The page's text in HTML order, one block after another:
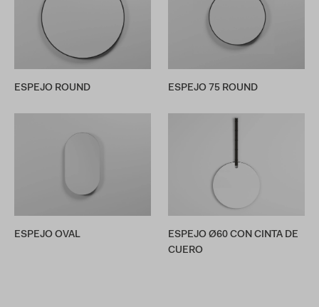
ESPEJO ROUND ESPEJO 75 ROUND
ESPEJO OVAL
ESPEJO Ø60 CON CINTA DE
CUERO